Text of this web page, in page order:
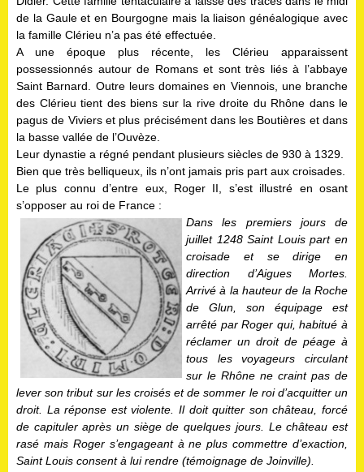
de la Gaule et en Bourgogne mais la liaison généalogique avec
la famille Clérieu n’a pas été effectuée.
A une époque plus récente, les Clérieu apparaissent
possessionnés autour de Romans et sont très liés à l’abbaye
Saint Barnard. Outre leurs domaines en Viennois, une branche
des Clérieu tient des biens sur la rive droite du Rhône dans le
pagus de Viviers et plus précisément dans les Boutières et dans
la basse vallée de l’Ouvèze.
Leur dynastie a régné pendant plusieurs siècles de 930 à 1329.
Bien que très belliqueux, ils n’ont jamais pris part aux croisades.
Le plus connu d’entre eux, Roger II, s’est illustré en osant
s’opposer au roi de France :
Dans les premiers jours de
juillet 1248 Saint Louis part en
croisade et se dirige en
direction d’Aigues Mortes.
Arrivé à la hauteur de la Roche
de Glun, son équipage est
arrêté par Roger qui, habitué à
réclamer un droit de péage à
tous les voyageurs circulant
sur le Rhône ne craint pas de
lever son tribut sur les croisés et de sommer le roi d’acquitter un
droit. La réponse est violente. Il doit quitter son château, forcé
de capituler après un siège de quelques jours. Le château est
rasé mais Roger s’engageant à ne plus commettre d’exaction,
Saint Louis consent à lui rendre (témoignage de Joinville).